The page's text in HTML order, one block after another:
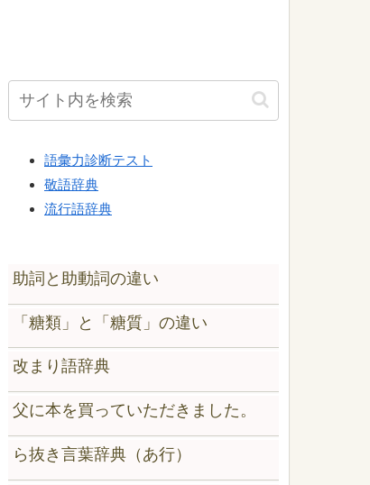
語彙力診断テスト
敬語辞典
流行語辞典
助詞と助動詞の違い
「糖類」と「糖質」の違い
改まり語辞典
父に本を買っていただきました。
ら抜き言葉辞典（あ行）